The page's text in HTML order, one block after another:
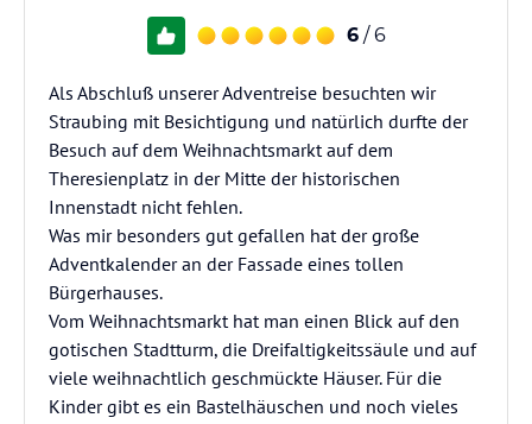
6 / 6
Als Abschluß unserer Adventreise besuchten wir
Straubing mit Besichtigung und natürlich durfte der
Besuch auf dem Weihnachtsmarkt auf dem
Theresienplatz in der Mitte der historischen
Innenstadt nicht fehlen.
Was mir besonders gut gefallen hat der große
Adventkalender an der Fassade eines tollen
Bürgerhauses.
Vom Weihnachtsmarkt hat man einen Blick auf den
gotischen Stadtturm, die Dreifaltigkeitssäule und auf
viele weihnachtlich geschmückte Häuser. Für die
Kinder gibt es ein Bastelhäuschen und noch vieles